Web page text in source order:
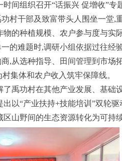
间组织召开“话振兴 促增收”专
村干部及致富带头人围坐一堂,
的种植规模、农户参与度与实
的难题时,调研小组依据过往经
,从选种指导、田间管理到市场
集体和农户收入筑牢保障线。
了禹功村在其他产业发展、基础
以“产业扶持+技能培训”双轮
区山野间的生态资源转化为可持